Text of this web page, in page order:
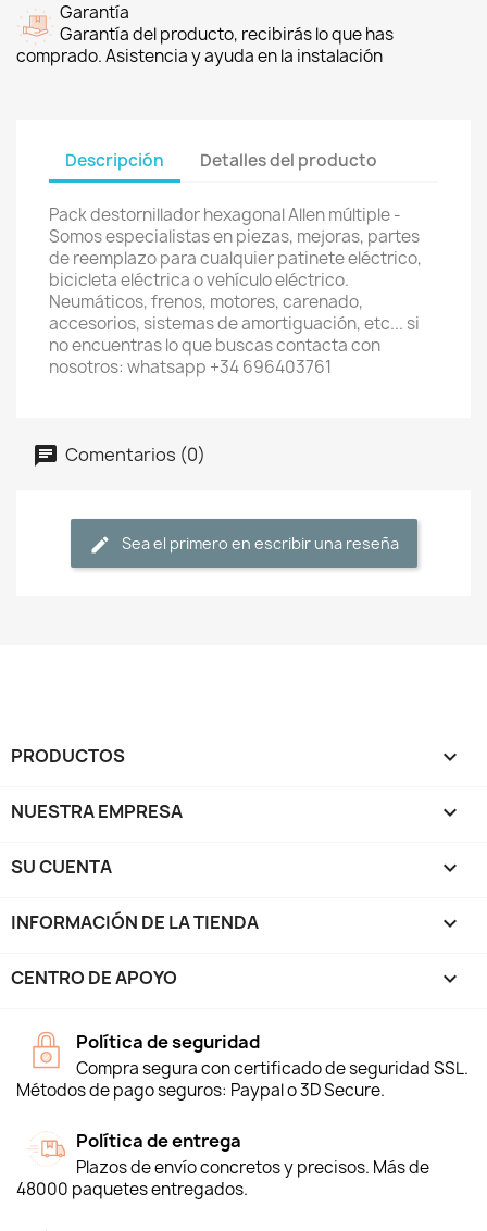
Garantía
Garantía del producto, recibirás lo que has
comprado. Asistencia y ayuda en la instalación
Descripción Detalles del producto
Pack destornillador hexagonal Allen múltiple -
Somos especialistas en piezas, mejoras, partes
de reemplazo para cualquier patinete eléctrico,
bicicleta eléctrica o vehículo eléctrico.
Neumáticos, frenos, motores, carenado,
accesorios, sistemas de amortiguación, etc... si
no encuentras lo que buscas contacta con
nosotros: whatsapp +34 696403761
Comentarios (0)
Sea el primero en escribir una reseña
PRODUCTOS 
NUESTRA EMPRESA 
SU CUENTA 
INFORMACIÓN DE LA TIENDA keyboard_arrow_down
CENTRO DE APOYO 
Política de seguridad
Compra segura con certificado de seguridad SSL.
Métodos de pago seguros: Paypal o 3D Secure.
Política de entrega
Plazos de envío concretos y precisos. Más de
48000 paquetes entregados.